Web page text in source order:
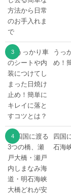
うっ
め！
四国
石海